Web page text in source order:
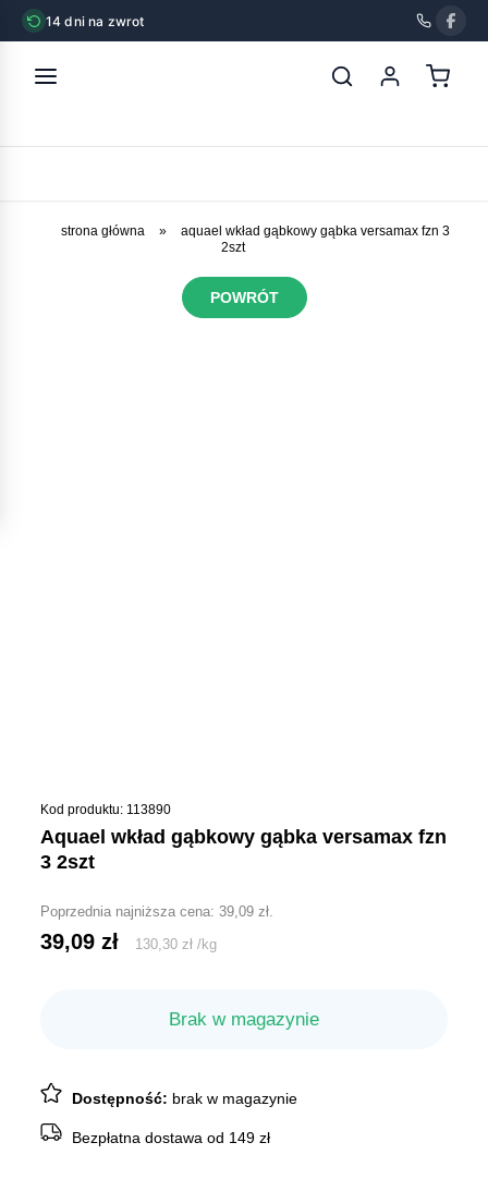
14 dni na zwrot
strona główna »
aquael wkład gąbkowy gąbka versamax fzn 3
2szt
POWRÓT
Kod produktu: 113890
aquael wkład gąbkowy gąbka versamax fzn
3 2szt
Poprzednia najniższa cena:39,09zł.
39,09zł 130,30zł /kg
Brak w magazynie
Dostępność: brak w magazynie
Bezpłatna dostawa od 149 zł